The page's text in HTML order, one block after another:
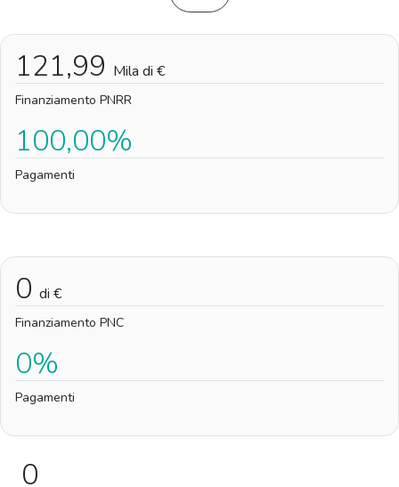
121,99 Mila di €
Finanziamento PNRR
100,00%
Pagamenti
0 di €
Finanziamento PNC
0%
Pagamenti
0